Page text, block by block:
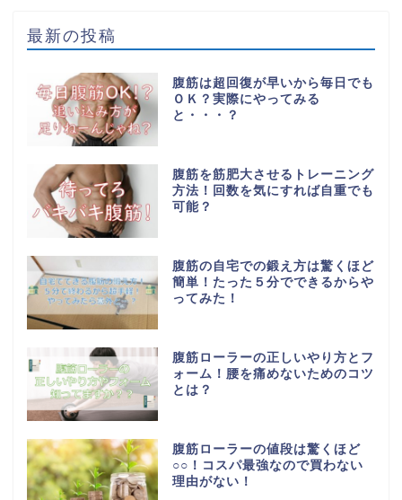
最新の投稿
腹筋は超回復が早いから毎日でも
ＯＫ？実際にやってみる
と・・・？
腹筋を筋肥大させるトレーニング
方法！回数を気にすれば自重でも
可能？
腹筋の自宅での鍛え方は驚くほど
簡単！たった５分でできるからや
ってみた！
腹筋ローラーの正しいやり方とフ
ォーム！腰を痛めないためのコツ
とは？
腹筋ローラーの値段は驚くほど
○○！コスパ最強なので買わない
理由がない！